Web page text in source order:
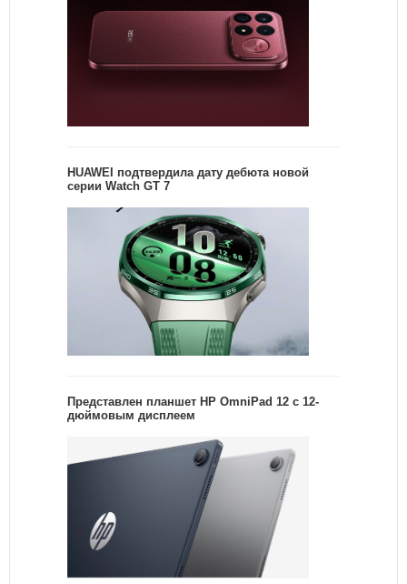
HUAWEI подтвердила дату дебюта новой
серии Watch GT 7
Представлен планшет HP OmniPad 12 с 12-
дюймовым дисплеем